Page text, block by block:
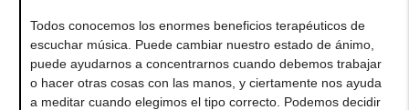
Todos conocemos los enormes beneficios terapéuticos de
escuchar música. Puede cambiar nuestro estado de ánimo,
puede ayudarnos a concentrarnos cuando debemos trabajar
o hacer otras cosas con las manos, y ciertamente nos ayuda
a meditar cuando elegimos el tipo correcto. Podemos decidir